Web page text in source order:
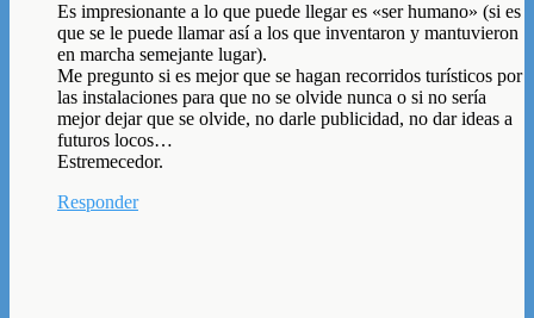
Es impresionante a lo que puede llegar es «ser humano» (si es
que se le puede llamar así a los que inventaron y mantuvieron
en marcha semejante lugar).
Me pregunto si es mejor que se hagan recorridos turísticos por
las instalaciones para que no se olvide nunca o si no sería
mejor dejar que se olvide, no darle publicidad, no dar ideas a
futuros locos…
Estremecedor.
Responder